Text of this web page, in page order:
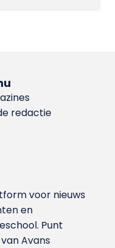
redactie
voor nieuws
en
Punt
Avans